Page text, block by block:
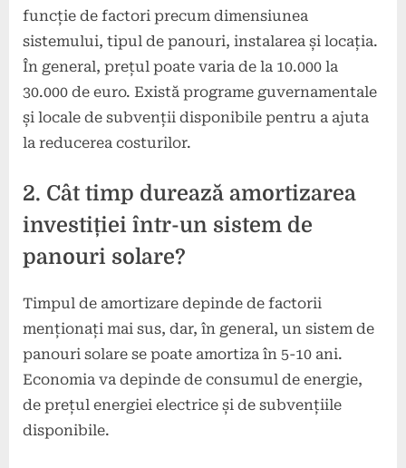
funcție de factori precum dimensiunea
sistemului, tipul de panouri, instalarea și locația.
În general, prețul poate varia de la 10.000 la
30.000 de euro. Există programe guvernamentale
și locale de subvenții disponibile pentru a ajuta
la reducerea costurilor.
2. Cât timp durează amortizarea
investiției într-un sistem de
panouri solare?
Timpul de amortizare depinde de factorii
menționați mai sus, dar, în general, un sistem de
panouri solare se poate amortiza în 5-10 ani.
Economia va depinde de consumul de energie,
de prețul energiei electrice și de subvențiile
disponibile.